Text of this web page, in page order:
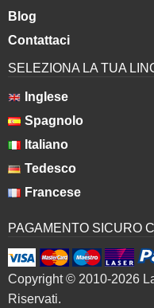
Blog
Contattaci
SELEZIONA LA TUA
Inglese
Spagnolo
Italiano
Tedesco
Francese
PAGAMENTO SICURO
Copyright © 2010-2026
Riservati.